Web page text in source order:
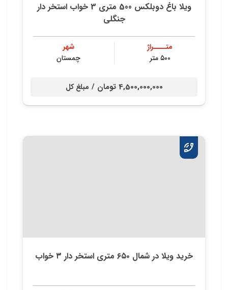
ویلا باغ دوبلکس 500 متری 3 خواب استخر دار
جنگلی
متــــراژ
۵۰۰ متر
شهر
چمستان
4,500,000,000 تومان / مبلغ کل
خرید ویلا در شمال ۶۵۰ متری استخر دار ۳ خواب